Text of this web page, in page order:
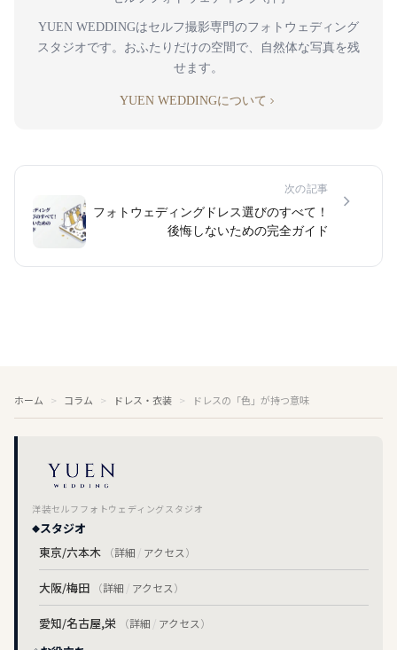
YUEN WEDDINGはセルフ撮影専門のフォトウェディング
スタジオです。おふたりだけの空間で、自然体な写真を残
せます。
YUEN WEDDINGについて
次の記事
フォトウェディングドレス選びのすべて！
後悔しないための完全ガイド
ホーム コラム ドレス・衣装 ドレスの「色」が持つ意味
洋装セルフフォトウェディングスタジオ
スタジオ
東京/六本木
（詳細 / アクセス）
大阪/梅田 （詳細 / アクセス）
愛知/名古屋,栄 （詳細 / アクセス）